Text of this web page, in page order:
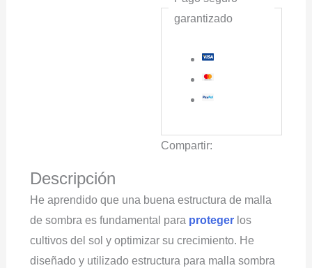
garantizado
Compartir:
Descripción
He aprendido que una buena estructura de malla
de sombra es fundamental para protegerlos
cultivos del sol y optimizar su crecimiento. He
diseñado y utilizado estructura para malla sombra